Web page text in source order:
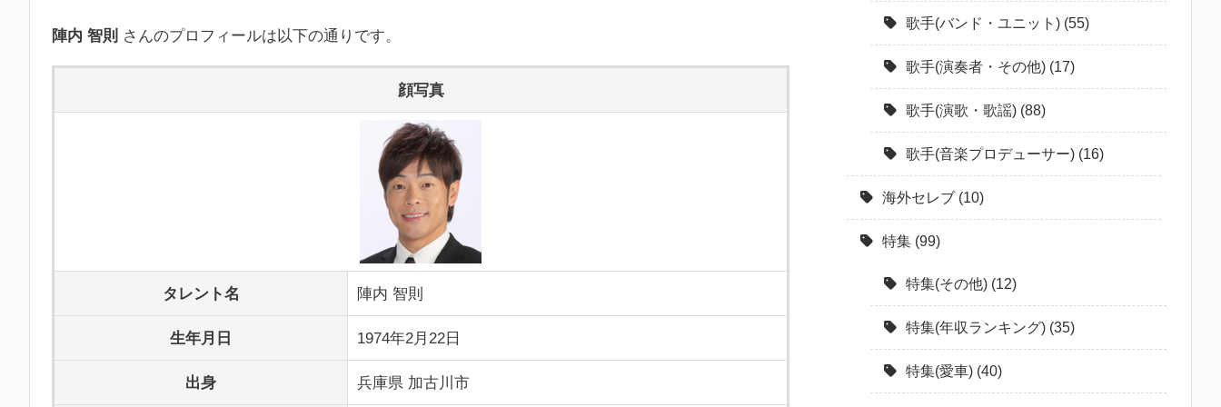
陣内 智則 さんのプロフィールは以下の通りです。
顔写真
タレント名 陣内 智則
生年月日 1974年2月22日
出身 兵庫県 加古川市
歌手(バンド・ユニット) (55)
歌手(演奏者・その他) (17)
歌手(演歌・歌謡) (88)
歌手(音楽プロデューサー) (16)
海外セレブ (10)
特集 (99)
特集(その他) (12)
特集(年収ランキング) (35)
特集(愛車) (40)